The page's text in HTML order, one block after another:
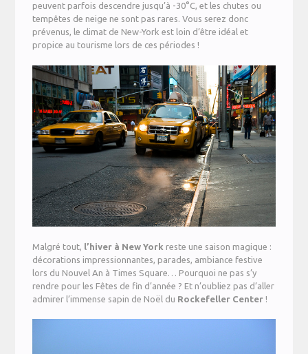
peuvent parfois descendre jusqu’à -30°C, et les chutes ou
tempêtes de neige ne sont pas rares. Vous serez donc
prévenus, le climat de New-York est loin d’être idéal et
propice au tourisme lors de ces périodes !
Malgré tout, l’hiver à New York reste une saison magique :
décorations impressionnantes, parades, ambiance festive
lors du Nouvel An à Times Square… Pourquoi ne pas s’y
rendre pour les Fêtes de fin d’année ? Et n’oubliez pas d’aller
admirer l’immense sapin de Noël du Rockefeller Center !